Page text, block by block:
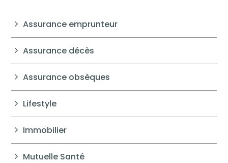
Assurance emprunteur
Assurance décès
Assurance obsèques
Lifestyle
Immobilier
Mutuelle Santé